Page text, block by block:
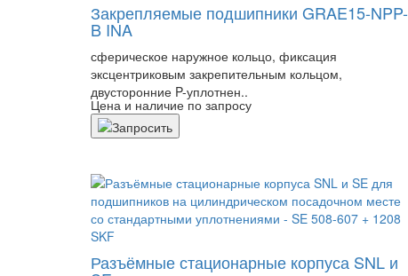
Закрепляемые подшипники GRAE15-NPP-
B INA
сферическое наружное кольцо, фиксация
эксцентриковым закрепительным кольцом,
двусторонние P-уплотнен..
Цена и наличие по запросу
Разъёмные стационарные корпуса SNL и